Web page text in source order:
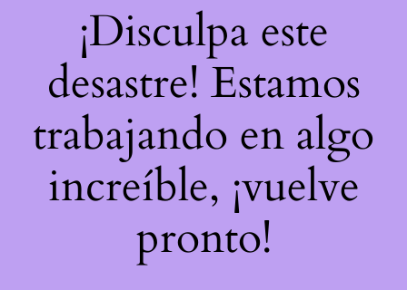
¡Disculpa este
desastre! Estamos
trabajando en algo
increíble, ¡vuelve
pronto!